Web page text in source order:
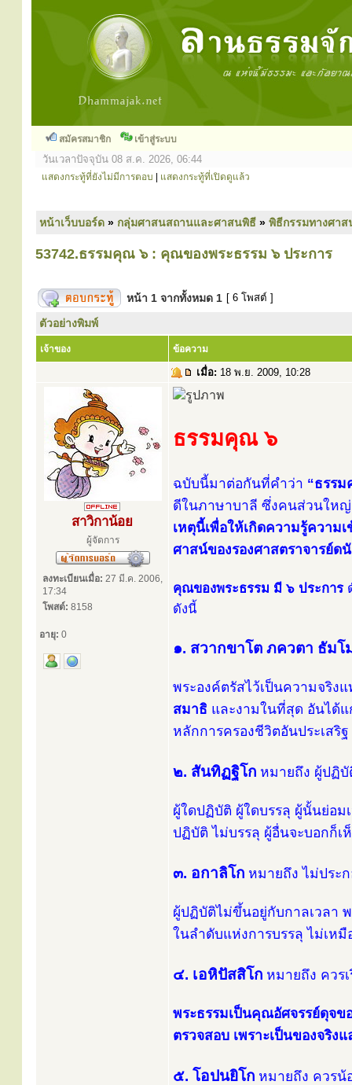
สมัครสมาชิก เข้าสู่ระบบ
วันเวลาปัจจุบัน 08 ส.ค. 2026, 06:44
แสดงกระทู้ที่ยังไม่มีการตอบ แสดงกระทู้ที่เปิดดูแล้ว
หน้าเว็บบอร์ด » กลุ่มศาสนสถานและศาสนพิธี » พิธีกรรมทางศา
53742.ธรรมคุณ ๖ : คุณของพระธรรม ๖ ประการ
หน้า 1 จากทั้งหมด 1 [ 6 โพสต์ ]
ตัวอย่างพิมพ์
เจ้าของ ข้อความ
เมื่อ: 18 พ.ย. 2009, 10:28
สาวิกาน้อย
ผู้จัดการ
ลงทะเบียนเมื่อ: 27 มี.ค. 2006,
17:34
โพสต์: 8158
อายุ: 0
ธรรมคุณ ๖
ฉบับนี้มาต่อกันที่คำว่า “ธรร
ดีในภาษาบาลี ซึ่งคนส่วนให
เหตุนี้เพื่อให้เกิดความรู้ความ
ศาสน์ของรองศาสตราจารย์ด
คุณของพระธรรม มี ๖ ประการ
ดังนี้
๑. สวากขาโต ภควตา ธัมโ
พระองค์ตรัสไว้เป็นความจริง
สมาธิ และงามในที่สุด อันได้
หลักการครองชีวิตอันประเสริ
๒. สันทิฏฐิโก หมายถึง ผู้ปฏิบั
ผู้ใดปฏิบัติ ผู้ใดบรรลุ ผู้นั้นย่อม
ปฏิบัติ ไม่บรรลุ ผู้อื่นจะบอกก็เ
๓. อกาลิโก หมายถึง ไม่ประ
ผู้ปฏิบัติไม่ขึ้นอยู่กับกาลเวลา
ในลำดับแห่งการบรรลุ ไม่เห
๔. เอหิปัสสิโก หมายถึง ควร
พระธรรมเป็นคุณอัศจรรย์ดุจ
ตรวจสอบ เพราะเป็นของจริงแ
๕. โอปนยิโก หมายถึง ควรน้